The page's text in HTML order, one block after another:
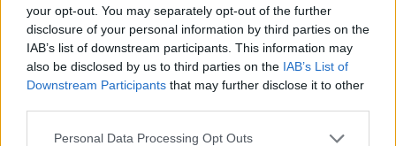
your opt-out. You may separately opt-out of the further
disclosure of your personal information by third parties on the
IAB’s list of downstream participants. This information may
also be disclosed by us to third parties on the IAB’s List of
Downstream Participants that may further disclose it to other
Please note that this website/app uses one or more Google
Personal Data Processing Opt Outs
«Ο χρόνος μου στηΡωσίαέχει τελειώσει
προπολλού, σαν να έχω εκπληρώσει προς το
παρόν τηναποστολήμου εδώ», ανέφερε σε
ένα μακροσκελές, νεφελώδες και γεμάτο
λάθη μήνυμα προς τους219.000περίπου
ακολούθους του.